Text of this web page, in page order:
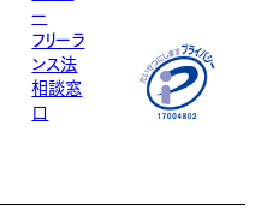
ー
フリーラ
ンス法
相談窓
口